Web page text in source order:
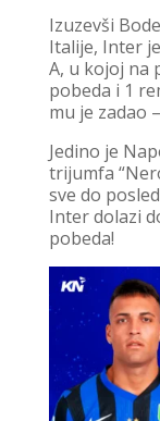
Izuzevši
Italije, Inter
A, u kojoj na
pobeda i 1
mu je zadao
Jedino je
trijumfa
sve do
Inter dolazi
pobeda!